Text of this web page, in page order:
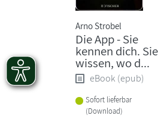
Arno Strobel
Die App - Sie
kennen dich. Sie
wissen, wo d...
eBook (epub)
Sofort lieferbar
(Download)